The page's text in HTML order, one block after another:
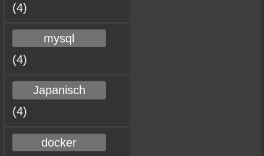
(4)
mysql
(4)
Japanisch
(4)
docker